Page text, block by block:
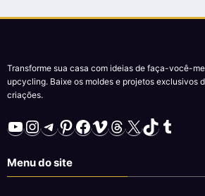
Transforme sua casa com ideias de faça-você-
upcycling. Baixe os moldes e projetos exclusivos
criações.
YouTube
Instagram
Telegram
Pinterest
Facebook
Vimeo
Threads
X TikTokTumblr
Menu do site